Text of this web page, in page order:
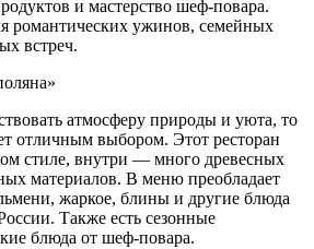
и мастерство шеф-повара.
романтических ужинов, семейных
встреч.
атмосферу природы и уюта, то
отличным выбором. Этот ресторан
стиле, внутри — много древесных
материалов. В меню преобладает
жаркое, блины и другие блюда
Также есть сезонные
блюда от шеф-повара.